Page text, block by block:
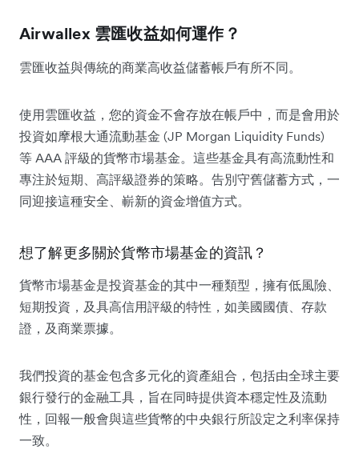
Airwallex 雲匯收益如何運作？
雲匯收益與傳統的商業高收益儲蓄帳戶有所不同。
使用雲匯收益，您的資金不會存放在帳戶中，而是會用於
投資如摩根大通流動基金 (JP Morgan Liquidity Funds)
等 AAA 評級的貨幣市場基金。這些基金具有高流動性和
專注於短期、高評級證券的策略。告別守舊儲蓄方式，一
同迎接這種安全、嶄新的資金增值方式。
想了解更多關於貨幣市場基金的資訊？
貨幣市場基金是投資基金的其中一種類型，擁有低風險、
短期投資，及具高信用評級的特性，如美國國債、存款
證，及商業票據。
我們投資的基金包含多元化的資產組合，包括由全球主要
銀行發行的金融工具，旨在同時提供資本穩定性及流動
性，回報一般會與這些貨幣的中央銀行所設定之利率保持
一致。